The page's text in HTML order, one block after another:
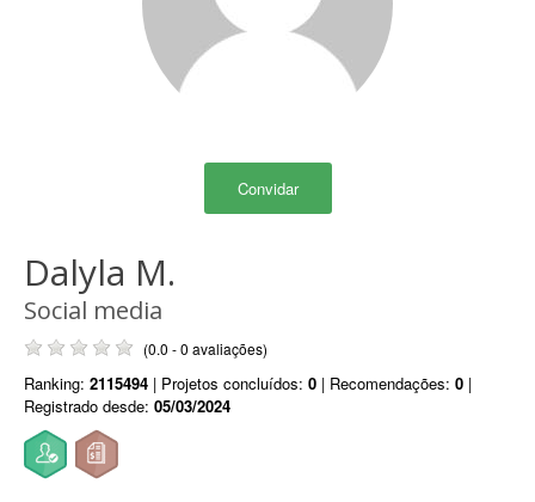
Convidar
Dalyla M.
Social media
(0.0 - 0 avaliações)
Ranking: 2115494 | Projetos concluídos: 0 | Recomendações: 0 |
Registrado desde: 05/03/2024